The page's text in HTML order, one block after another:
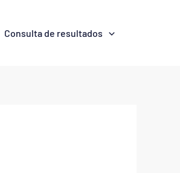
Consulta de resultados